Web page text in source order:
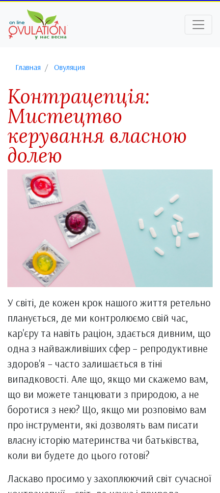
Главная Овуляция
Контрацепція:
Мистецтво
керування власною
долею
У світі, де кожен крок нашого життя ретельно
планується, де ми контролюємо свій час,
кар'єру та навіть раціон, здається дивним, що
одна з найважливіших сфер – репродуктивне
здоров'я – часто залишається в тіні
випадковості. Але що, якщо ми скажемо вам,
що ви можете танцювати з природою, а не
боротися з нею? Що, якщо ми розповімо вам
про інструменти, які дозволять вам писати
власну історію материнства чи батьківства,
коли ви будете до цього готові?
Ласкаво просимо у захоплюючий світ сучасної